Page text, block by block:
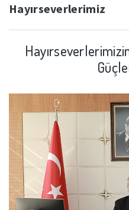
Hayırseverlerimiz